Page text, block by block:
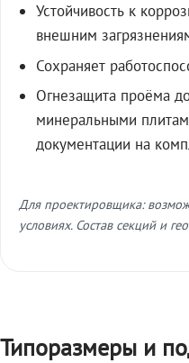
Устойчивость к
внешним
Сохраняет
Огнезащита проёма
минеральными
документации на
Для проектировщика:
условиях. Состав секций и
Типоразмеры и